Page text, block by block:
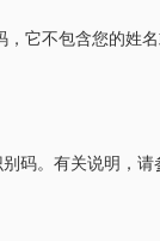
它不包含您的姓
码。有关说明，